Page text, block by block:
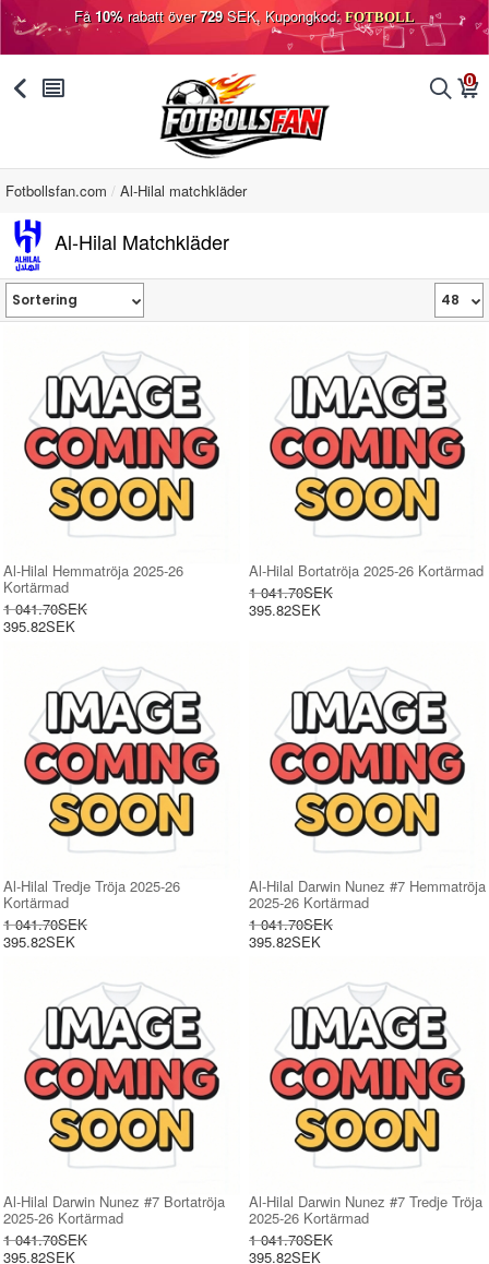
Få10%rabatt över729SEK, Kupongkod: FOTBOLL
󰅯 󰂩 󰂨 0
󰃦
Fotbollsfan.com Al-Hilal matchkläder
Al-Hilal Matchkläder
Al-Hilal Hemmatröja 2025-26
Kortärmad
1 041.70SEK
395.82SEK
Al-Hilal Bortatröja 2025-26 Kortärmad
1 041.70SEK
395.82SEK
Al-Hilal Tredje Tröja 2025-26
Kortärmad
1 041.70SEK
395.82SEK
Al-Hilal Darwin Nunez #7 Hemmatröja
2025-26 Kortärmad
1 041.70SEK
395.82SEK
Al-Hilal Darwin Nunez #7 Bortatröja
2025-26 Kortärmad
1 041.70SEK
395.82SEK
Al-Hilal Darwin Nunez #7 Tredje Tröja
2025-26 Kortärmad
1 041.70SEK
395.82SEK